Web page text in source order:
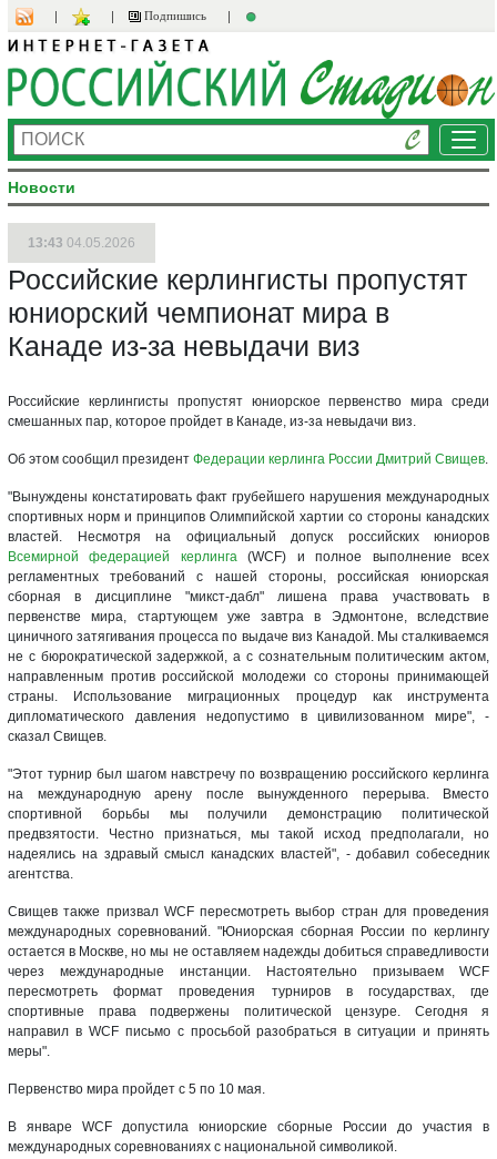
Подпишись
Новости
13:43 04.05.2026
Российские керлингисты пропустят
юниорский чемпионат мира в
Канаде из-за невыдачи виз
Российские керлингисты пропустят юниорское первенство мира среди
смешанных пар, которое пройдет в Канаде, из-за невыдачи виз.
Об этом сообщил президент Федерации керлинга России Дмитрий Свищев.
"Вынуждены констатировать факт грубейшего нарушения международных
спортивных норм и принципов Олимпийской хартии со стороны канадских
властей. Несмотря на официальный допуск российских юниоров
Всемирной федерацией керлинга(WCF) и полное выполнение всех
регламентных требований с нашей стороны, российская юниорская
сборная в дисциплине "микст-дабл" лишена права участвовать в
первенстве мира, стартующем уже завтра в Эдмонтоне, вследствие
циничного затягивания процесса по выдаче виз Канадой. Мы сталкиваемся
не с бюрократической задержкой, а с сознательным политическим актом,
направленным против российской молодежи со стороны принимающей
страны. Использование миграционных процедур как инструмента
дипломатического давления недопустимо в цивилизованном мире", -
сказал Свищев.
"Этот турнир был шагом навстречу по возвращению российского керлинга
на международную арену после вынужденного перерыва. Вместо
спортивной борьбы мы получили демонстрацию политической
предвзятости. Честно признаться, мы такой исход предполагали, но
надеялись на здравый смысл канадских властей", - добавил собеседник
агентства.
Свищев также призвал WCF пересмотреть выбор стран для проведения
международных соревнований. "Юниорская сборная России по керлингу
остается в Москве, но мы не оставляем надежды добиться справедливости
через международные инстанции. Настоятельно призываем WCF
пересмотреть формат проведения турниров в государствах, где
спортивные права подвержены политической цензуре. Сегодня я
направил в WCF письмо с просьбой разобраться в ситуации и принять
меры".
Первенство мира пройдет с 5 по 10 мая.
В январе WCF допустила юниорские сборные России до участия в
международных соревнованиях с национальной символикой.